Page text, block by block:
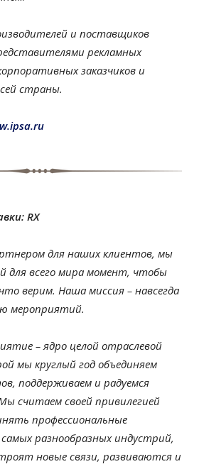
и поставщиков
рекламных
заказчиков и
страны.
RX
для наших клиентов, мы
для всего мира момент, чтобы
верим. Наша миссия – навсегда
мероприятий.
– ядро целой отраслевой
мы круглый год объединяем
поддерживаем и радуемся
считаем своей привилегией
профессиональные
разнообразных индустрий,
новые связи, развиваются и